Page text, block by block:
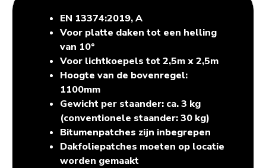
EN 13374:2019, A
Voor platte daken tot een helling
van 10°
Voor lichtkoepels tot 2,5m x 2,5m
Hoogte van de bovenregel:
1100mm
Gewicht per staander: ca. 3 kg
(conventionele staander: 30 kg)
Bitumenpatches zijn inbegrepen
Dakfoliepatches moeten op locatie
worden gemaakt